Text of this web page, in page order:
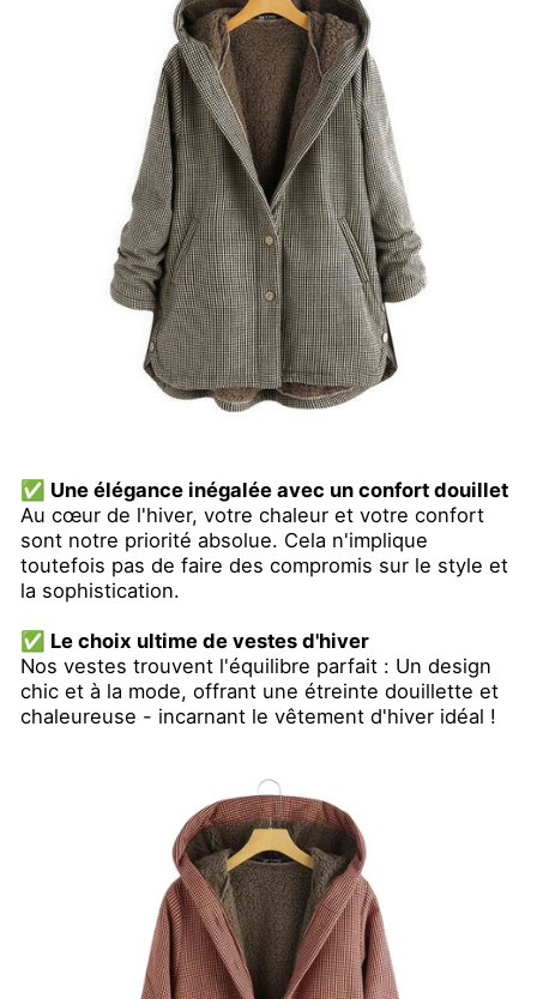
✅ Une élégance inégalée avec un confort douillet
Au cœur de l'hiver, votre chaleur et votre confort
sont notre priorité absolue. Cela n'implique
toutefois pas de faire des compromis sur le style et
la sophistication.
✅ Le choix ultime de vestes d'hiver
Nos vestes trouvent l'équilibre parfait : Un design
chic et à la mode, offrant une étreinte douillette et
chaleureuse - incarnant le vêtement d'hiver idéal !